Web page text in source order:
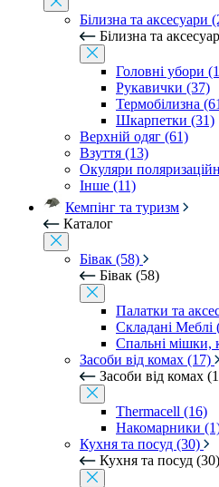
Білизна та аксесуари
Білизна та
Головні убори
Рукавички (37)
Термобілизна
Шкарпетки (31)
Верхній одяг (61)
Взуття (13)
Окуляри
Інше (11)
Кемпінг та туризм
Каталог
Бівак (58)
Бівак (58)
Палатки та
Складані Меблі
Спальні мішки,
Засоби від комах (17)
Засоби від комах
Thermacell (16)
Накомарники
Кухня та посуд (30)
Кухня та посуд (30)